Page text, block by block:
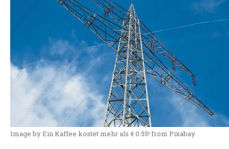
Image by Ein Kaffee kostet mehr als € 0.55! from Pixabay